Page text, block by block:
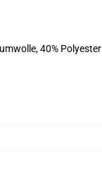
40% Polyester